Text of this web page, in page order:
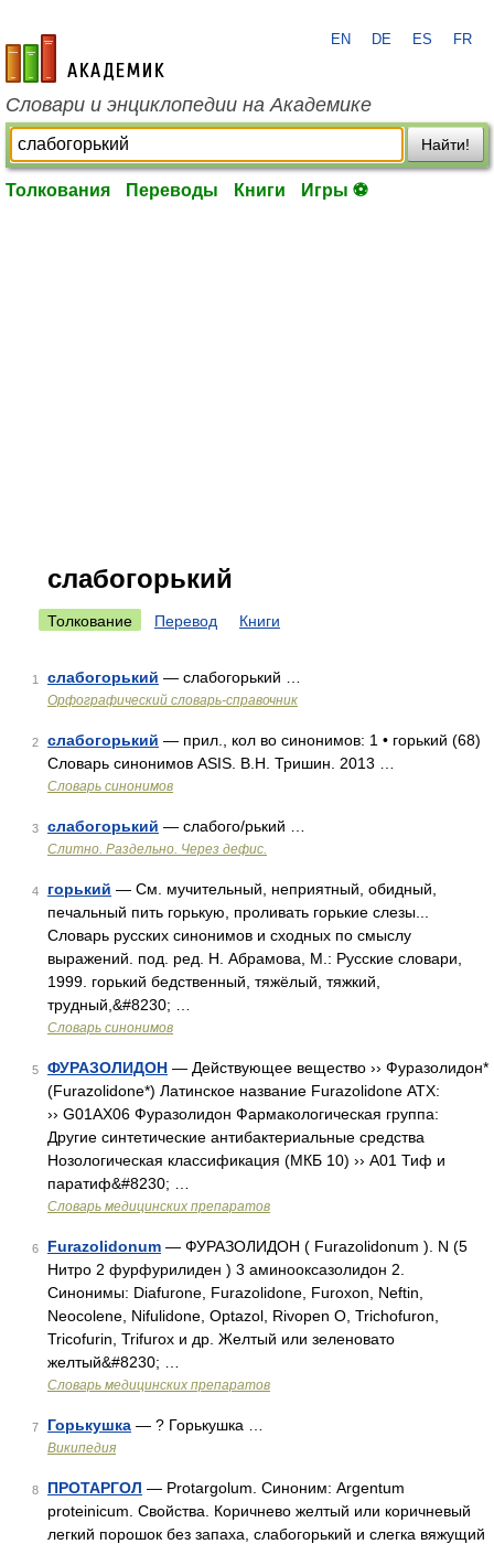
academic.ru
EN DE ES FR
Словари и энциклопедии на Академике
Найти!
Толкования Переводы Книги Игры ⚽
слабогорький
Толкование Перевод Книги
1 слабогорький — слабогорький …
Орфографический словарь-справочник
2 слабогорький — прил., кол во синонимов: 1 • горький (68)
Словарь синонимов ASIS. В.Н. Тришин. 2013 …
Словарь синонимов
3 слабогорький — слабого/рький …
Слитно. Раздельно. Через дефис.
4 горький — См. мучительный, неприятный, обидный,
печальный пить горькую, проливать горькие слезы...
Словарь русских синонимов и сходных по смыслу
выражений. под. ред. Н. Абрамова, М.: Русские словари,
1999. горький бедственный, тяжёлый, тяжкий,
трудный,&#8230; …
Словарь синонимов
5 ФУРАЗОЛИДОН — Действующее вещество ›› Фуразолидон*
(Furazolidone*) Латинское название Furazolidone АТХ:
›› G01AX06 Фуразолидон Фармакологическая группа:
Другие синтетические антибактериальные средства
Нозологическая классификация (МКБ 10) ›› A01 Тиф и
паратиф&#8230; …
Словарь медицинских препаратов
6 Furazolidonum — ФУРАЗОЛИДОН ( Furazolidonum ). N (5
Нитро 2 фурфурилиден ) 3 аминооксазолидон 2.
Синонимы: Diafurone, Furazolidone, Furoxon, Neftin,
Neocolene, Nifulidone, Optazol, Rivopen O, Trichofuron,
Tricofurin, Trifurox и дp. Желтый или зеленовато
желтый&#8230; …
Словарь медицинских препаратов
7 Горькушка — ? Горькушка …
Википедия
8 ПРОТАРГОЛ — Protargolum. Синоним: Argentum
proteinicum. Свойства. Коричнево желтый или коричневый
легкий порошок без запаха, слабогорький и слегка вяжущий